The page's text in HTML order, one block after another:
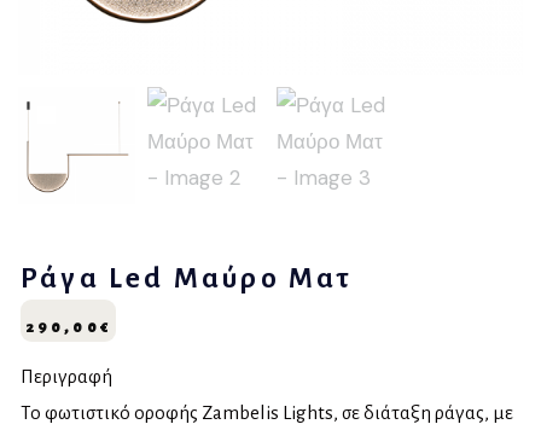
Ράγα Led Μαύρο Ματ
290,00 €
Περιγραφή
Το φωτιστικό οροφής Zambelis Lights, σε διάταξη ράγας, με